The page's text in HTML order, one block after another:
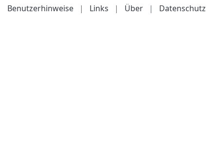
Benutzerhinweise
| Links | Über | Datenschutz